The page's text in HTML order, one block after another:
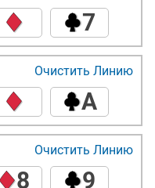
7
A
Очистить Линию
8 9
Очистить Линию